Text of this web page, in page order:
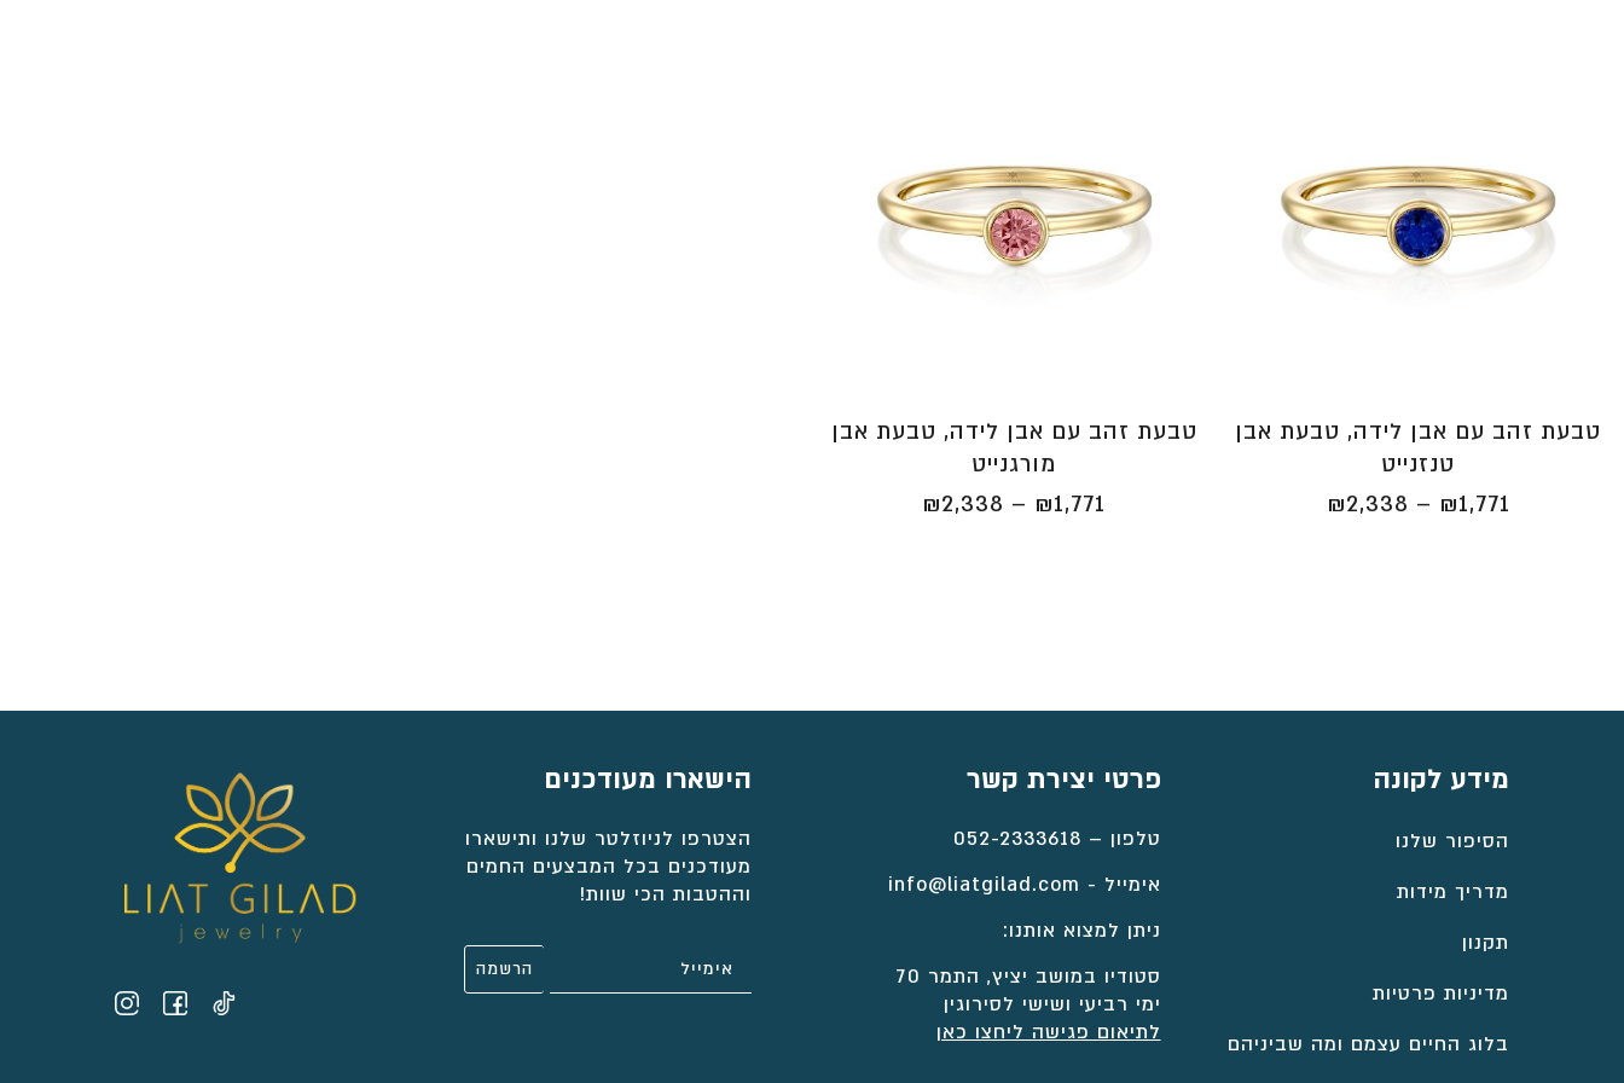
טבעת זהב עם אבן לידה, טבעת אבן
טנזנייט
₪1,771
–
₪2,338
טבעת זהב עם אבן לידה, טבעת אבן
מורגנייט
₪1,771
–
₪2,338
מידע לקונה
הסיפור שלנו
מדריך מידות
תקנון
מדיניות פרטיות
בלוג החיים עצמם ומה שביניהם
פרטי יצירת קשר
טלפון – 052-2333618
אימייל - info@liatgilad.com
ניתן למצוא אותנו:
סטודיו במושב יציץ, התמר 70
ימי רביעי ושישי לסירוגין
לתיאום פגישה ליחצו כאן
הישארו מעודכנים
הצטרפו לניוזלטר שלנו ותישארו
מעודכנים בכל המבצעים החמים
וההטבות הכי שוות!